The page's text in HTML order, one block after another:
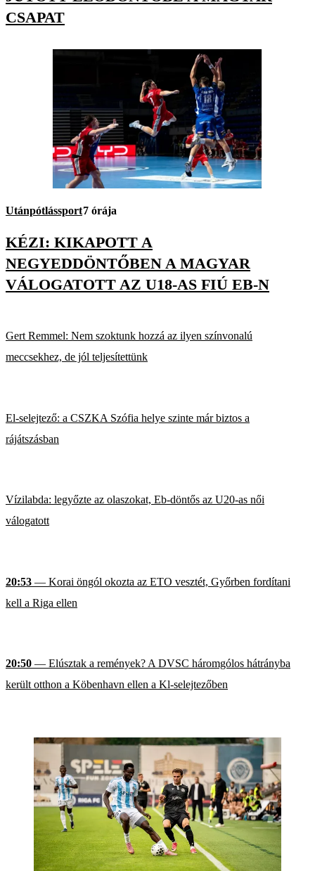
CSAPAT
Utánpótlássport7 órája
KÉZI: KIKAPOTT A
NEGYEDDÖNTŐBEN A MAGYAR
VÁLOGATOTT AZ U18-AS FIÚ EB-N
Gert Remmel: Nem szoktunk hozzá az ilyen színvonalú
meccsekhez, de jól teljesítettünk
El-selejtező: a CSZKA Szófia helye szinte már biztos a
rájátszásban
Vízilabda: legyőzte az olaszokat, Eb-döntős az U20-as női
válogatott
20:53 — Korai öngól okozta az ETO vesztét, Győrben fordítani
kell a Riga ellen
20:50 — Elúsztak a remények? A DVSC háromgólos hátrányba
került otthon a Köbenhavn ellen a Kl-selejtezőben